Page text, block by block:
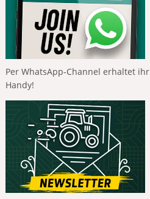
Per WhatsApp-Channel erhaltet
Handy!